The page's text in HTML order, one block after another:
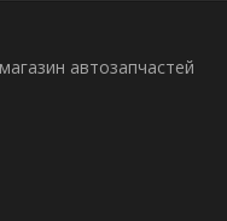
автозапчастей